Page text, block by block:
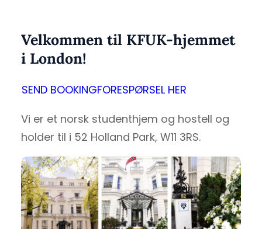
Velkommen til KFUK-hjemmet
i London!
SEND BOOKINGFORESPØRSEL HER
Vi er et norsk studenthjem og hostell og
holder til i 52 Holland Park, W11 3RS.